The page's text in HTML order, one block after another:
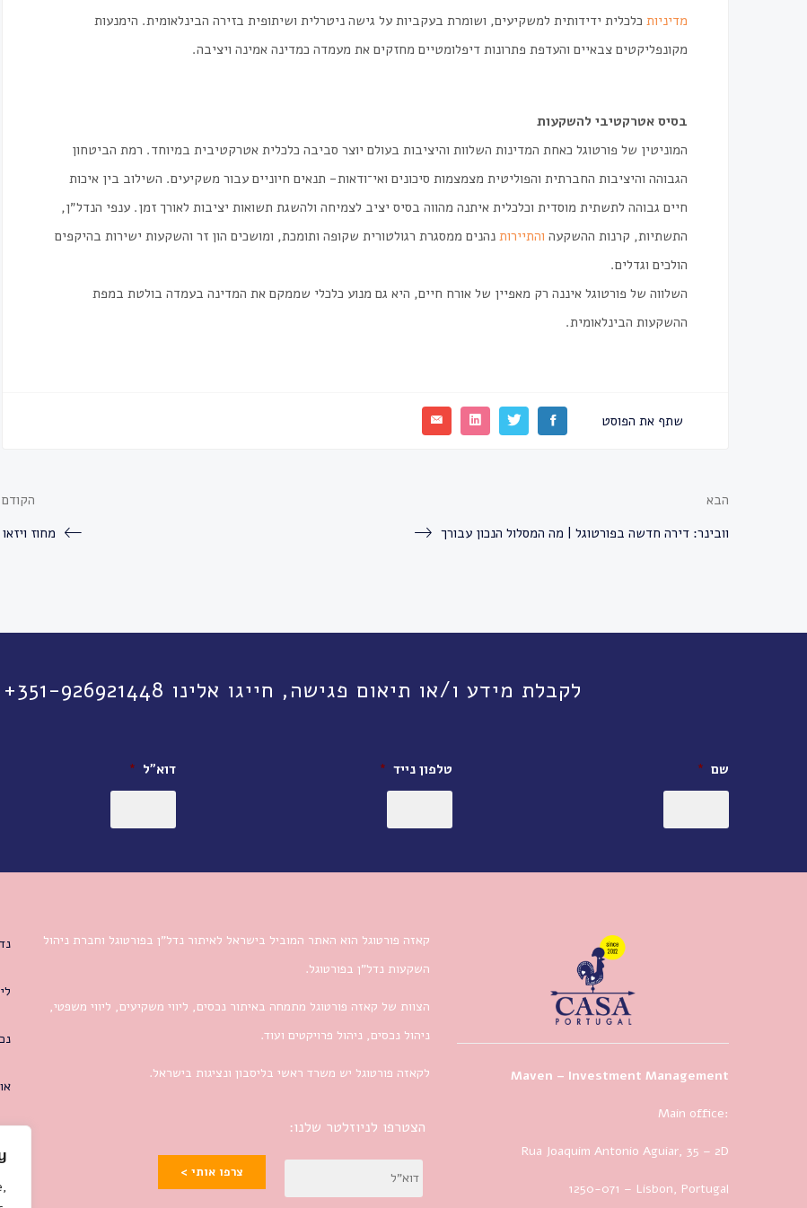
מדיניות כלכלית ידידותית למשקיעים, ושומרת בעקביות על גישה ניטרלית ושיתופית בזירה הבינלאומית. הימנעות
מקונפליקטים צבאיים והעדפת פתרונות דיפלומטיים מחזקים את מעמדה כמדינה אמינה ויציבה.
בסיס אטרקטיבי להשקעות
המוניטין של פורטוגל כאחת המדינות השלוות והיציבות בעולם יוצר סביבה כלכלית אטרקטיבית במיוחד. רמת הביטחון
הגבוהה והיציבות החברתית והפוליטית מצמצמות סיכונים ואי־ודאות- תנאים חיוניים עבור משקיעים. השילוב בין איכות
חיים גבוהה לתשתית מוסדית וכלכלית איתנה מהווה בסיס יציב לצמיחה ולהשגת תשואות יציבות לאורך זמן. ענפי הנדל״ן,
התשתיות, קרנות ההשקעה והתיירות נהנים ממסגרת רגולטורית שקופה ותומכת, ומושכים הון זר והשקעות ישירות בהיקפים
הולכים וגדלים.
השלווה של פורטוגל איננה רק מאפיין של אורח חיים, היא גם מנוע כלכלי שממקם את המדינה בעמדה בולטת במפת
ההשקעות הבינלאומית.
שתף את הפוסט
הקודם
מחוז ויזאו
הבא
וובינר: דירה חדשה בפורטוגל | מה המסלול הנכון עבורך
לקבלת מידע ו/או תיאום פגישה, חייגו אלינו 351-926921448+ או השאירו פרטים:
שם * טלפון נייד * דוא״ל *
Maven – Investment Management
Main office:
Rua Joaquim Antonio Aguiar, 35 – 2D
1250-071 – Lisbon, Portugal
קאזה פורטוגל הוא האתר המוביל בישראל לאיתור נדל”ן בפורטוגל וחברת ניהול
השקעות נדל”ן בפורטוגל.
הצוות של קאזה פורטוגל מתמחה באיתור נכסים, ליווי משקיעים, ליווי משפטי,
ניהול נכסים, ניהול פרויקטים ועוד.
לקאזה פורטוגל יש משרד ראשי בליסבון ונציגות בישראל.
הצטרפו לניוזלטר שלנו:
צרפו אותי >